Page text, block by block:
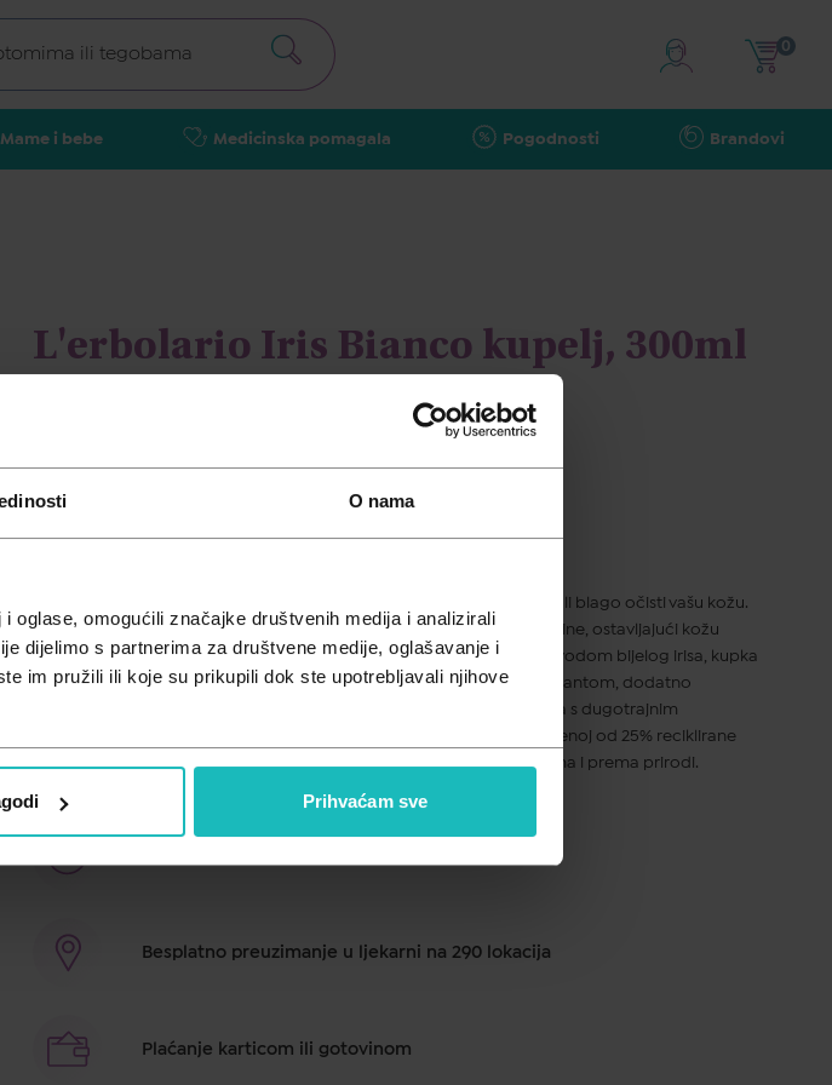
O nama
oglase, omogućili značajke društvenih medija i analizirali
dijelimo s partnerima za društvene medije, oglašavanje i
im pružili ili koje su prikupili dok ste upotrebljavali njihove
Prihvaćam sve
Mame i bebe Medicinska pomagala Pogodnosti Brandovi
0
L'erbolario Iris Bianco kupelj, 300ml
18,00
Ova kremasta, nježno uravnotežena kupka stvorena je da temeljito, ali blago očisti vašu kožu.
Zahvaljujući svojoj mekoj teksturi, pruža osjećaj potpune njege i svježine, ostavljajući kožu
hidratiziranom i toniziranom. Obogaćena ekstraktom i destiliranom vodom bijelog irisa, kupka
pomaže omekšati i osvježiti kožu, dok ulje pamuka, aktivirano surfaktantom, dodatno
omekšava i njeguje. Rezultat je savršeno čista, svilenkasto glatka koža s dugotrajnim
osjećajem svježine. Iris Bianco kupelj dolazi u bočici od 300 ml, izrađenoj od 25% reciklirane
plastike (RPET), što je čini izborom za ljepotu koji je nježan prema vama i prema prirodi.
Besplatno preuzimanje u ljekarni na 290 lokacija
Plaćanje karticom ili gotovinom